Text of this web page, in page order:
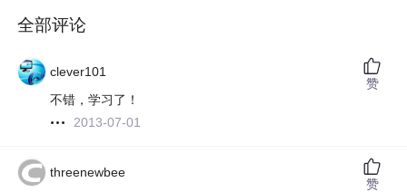
全部评论
clever101
不错，学习了！
2013-07-01
赞
threenewbee
赞